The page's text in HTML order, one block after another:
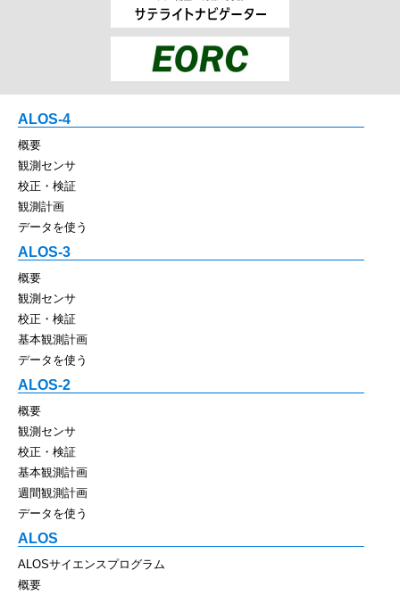
ALOS-4
概要
観測センサ
校正・検証
観測計画
データを使う
ALOS-3
概要
観測センサ
校正・検証
基本観測計画
データを使う
ALOS-2
概要
観測センサ
校正・検証
基本観測計画
週間観測計画
データを使う
ALOS
ALOSサイエンスプログラム
概要